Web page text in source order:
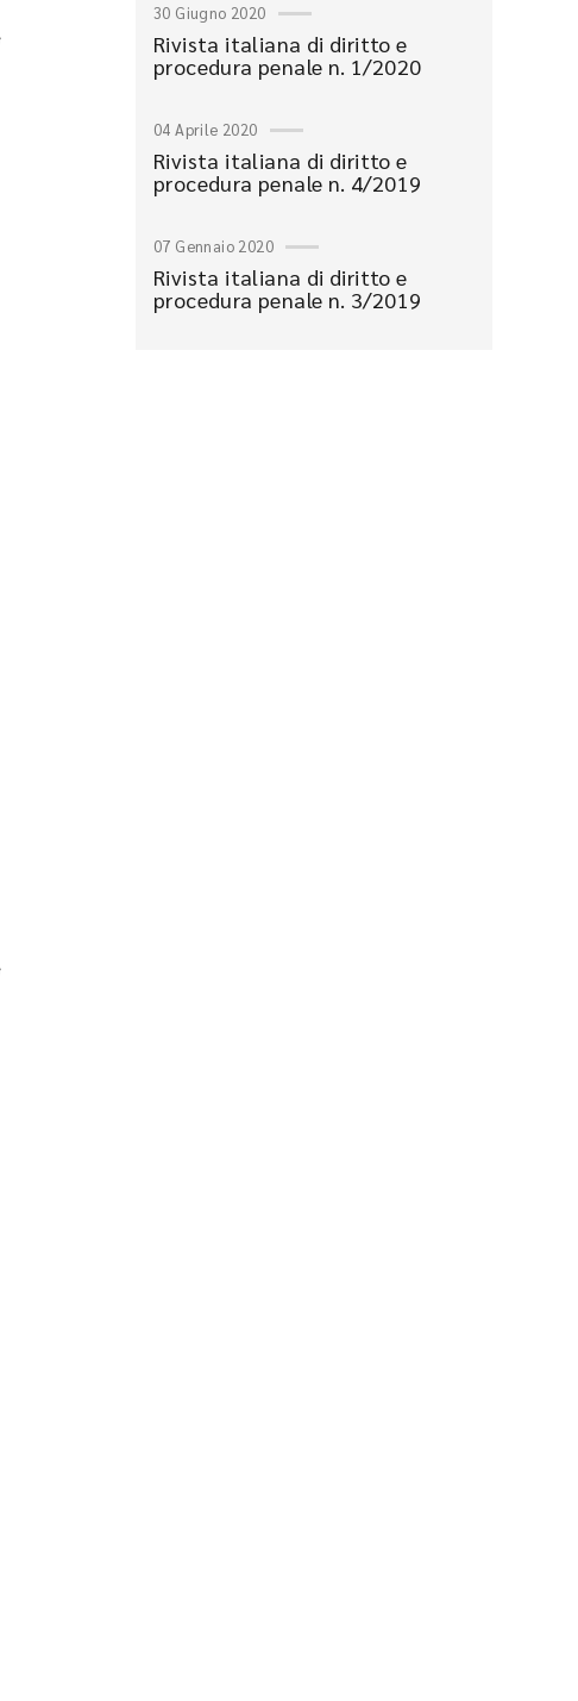
30 Giugno 2020
Rivista italiana di diritto e
procedura penale n. 1/2020
04 Aprile 2020
Rivista italiana di diritto e
procedura penale n. 4/2019
07 Gennaio 2020
Rivista italiana di diritto e
procedura penale n. 3/2019